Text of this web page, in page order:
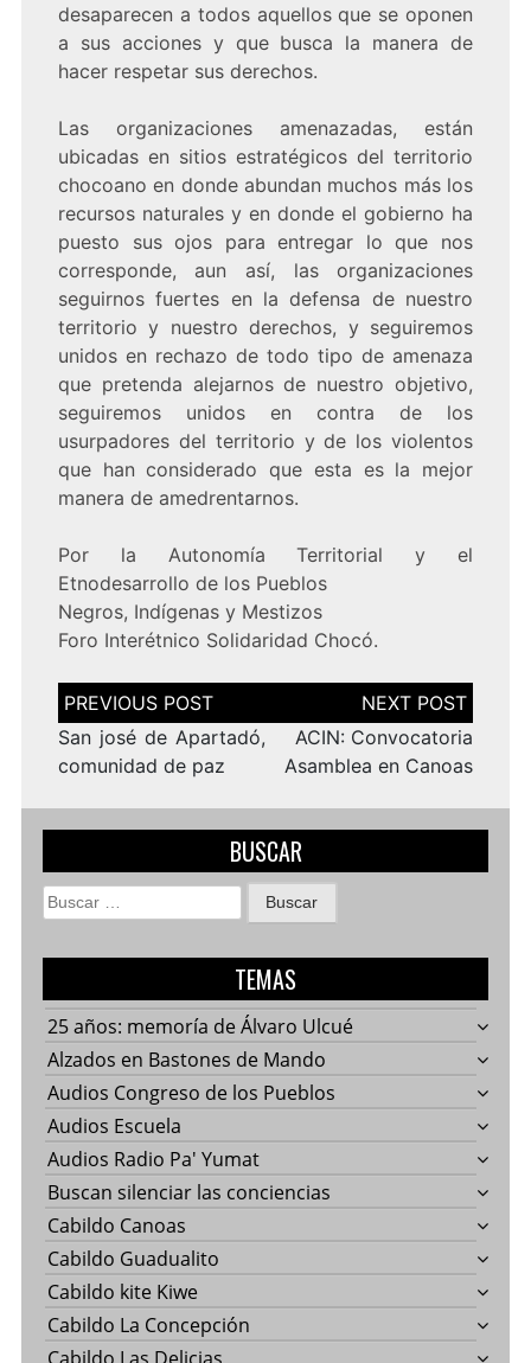
desaparecen a todos aquellos que se oponen
a sus acciones y que busca la manera de
hacer respetar sus derechos.
Las organizaciones amenazadas, están
ubicadas en sitios estratégicos del territorio
chocoano en donde abundan muchos más los
recursos naturales y en donde el gobierno ha
puesto sus ojos para entregar lo que nos
corresponde, aun así, las organizaciones
seguirnos fuertes en la defensa de nuestro
territorio y nuestro derechos, y seguiremos
unidos en rechazo de todo tipo de amenaza
que pretenda alejarnos de nuestro objetivo,
seguiremos unidos en contra de los
usurpadores del territorio y de los violentos
que han considerado que esta es la mejor
manera de amedrentarnos.
Por la Autonomía Territorial y el
Etnodesarrollo de los Pueblos
Negros, Indígenas y Mestizos
Foro Interétnico Solidaridad Chocó.
Navegación
de
entradas
San josé de Apartadó,
comunidad de paz
ACIN: Convocatoria
Asamblea en Canoas
BUSCAR
Buscar:
TEMAS
25 años: memoría de Álvaro Ulcué
Alzados en Bastones de Mando
Audios Congreso de los Pueblos
Audios Escuela
Audios Radio Pa' Yumat
Buscan silenciar las conciencias
Cabildo Canoas
Cabildo Guadualito
Cabildo kite Kiwe
Cabildo La Concepción